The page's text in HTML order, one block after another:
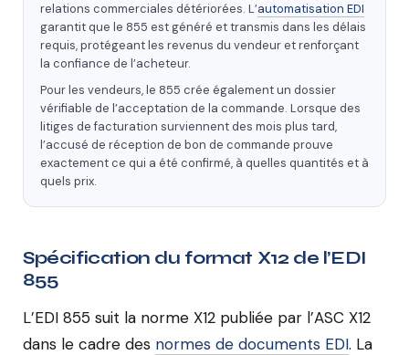
relations commerciales détériorées. L’automatisation EDI
garantit que le 855 est généré et transmis dans les délais
requis, protégeant les revenus du vendeur et renforçant
la confiance de l’acheteur.
Pour les vendeurs, le 855 crée également un dossier
vérifiable de l’acceptation de la commande. Lorsque des
litiges de facturation surviennent des mois plus tard,
l’accusé de réception de bon de commande prouve
exactement ce qui a été confirmé, à quelles quantités et à
quels prix.
Spécification du format X12 de l’EDI
855
L’EDI 855 suit la norme X12 publiée par l’ASC X12
dans le cadre des normes de documents EDI. La